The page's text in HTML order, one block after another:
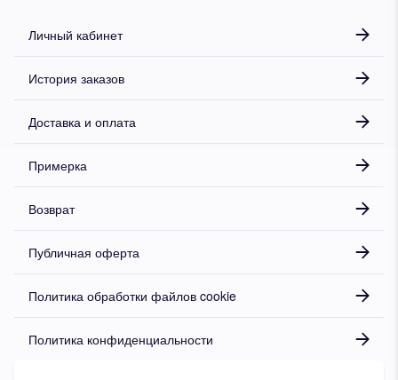
Личный кабинет
История заказов
Доставка и оплата
Примерка
Возврат
Публичная оферта
Политика обработки файлов cookie
Политика конфиденциальности